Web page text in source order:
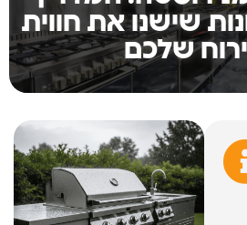
שישנו את חווית
שלכם